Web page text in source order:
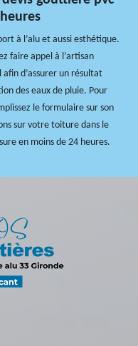
à l’alu et aussi esthétique.
faire appel à l’artisan
d’assurer un résultat
des eaux de pluie. Pour
le formulaire sur son
sur votre toiture dans le
en moins de 24 heures.